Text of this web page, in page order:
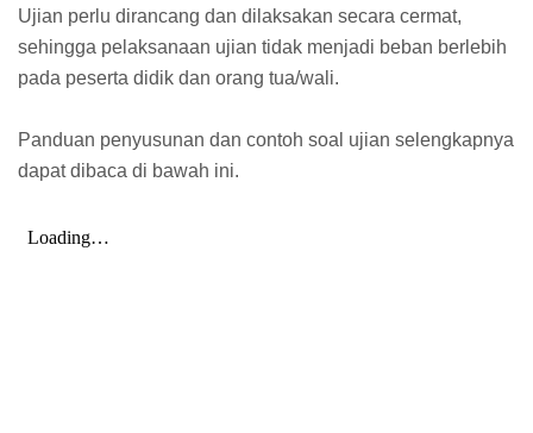
Ujian perlu dirancang dan dilaksakan secara cermat,
sehingga pelaksanaan ujian tidak menjadi beban berlebih
pada peserta didik dan orang tua/wali.
Panduan penyusunan dan contoh soal ujian selengkapnya
dapat dibaca di bawah ini.